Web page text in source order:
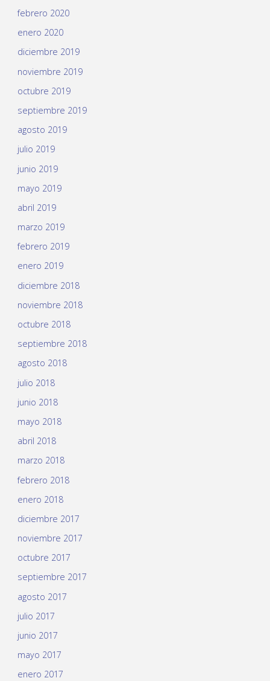
febrero 2020
enero 2020
diciembre 2019
noviembre 2019
octubre 2019
septiembre 2019
agosto 2019
julio 2019
junio 2019
mayo 2019
abril 2019
marzo 2019
febrero 2019
enero 2019
diciembre 2018
noviembre 2018
octubre 2018
septiembre 2018
agosto 2018
julio 2018
junio 2018
mayo 2018
abril 2018
marzo 2018
febrero 2018
enero 2018
diciembre 2017
noviembre 2017
octubre 2017
septiembre 2017
agosto 2017
julio 2017
junio 2017
mayo 2017
enero 2017